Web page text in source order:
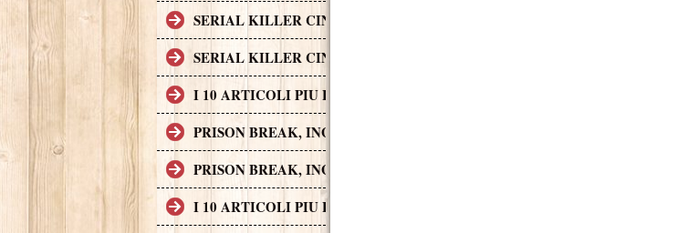
SERIAL KILLER CINEMATOGRAFICI (2A PARTE).
SERIAL KILLER CINEMATOGRAFICI (1A PARTE).
I 10 ARTICOLI PIU LETTI SUL SITO RACCOMANDATI SE TI PIACCIONO
PRISON BREAK, INGEGNO, AZIONE, THRILLER E SUSPENSE A CUI FA
PRISON BREAK, INGEGNO, AZIONE, THRILLER E SUSPENSE A CUI FA
I 10 ARTICOLI PIU LETTI SUL SITO RACCOMANDATI SE TI PIACCIONO